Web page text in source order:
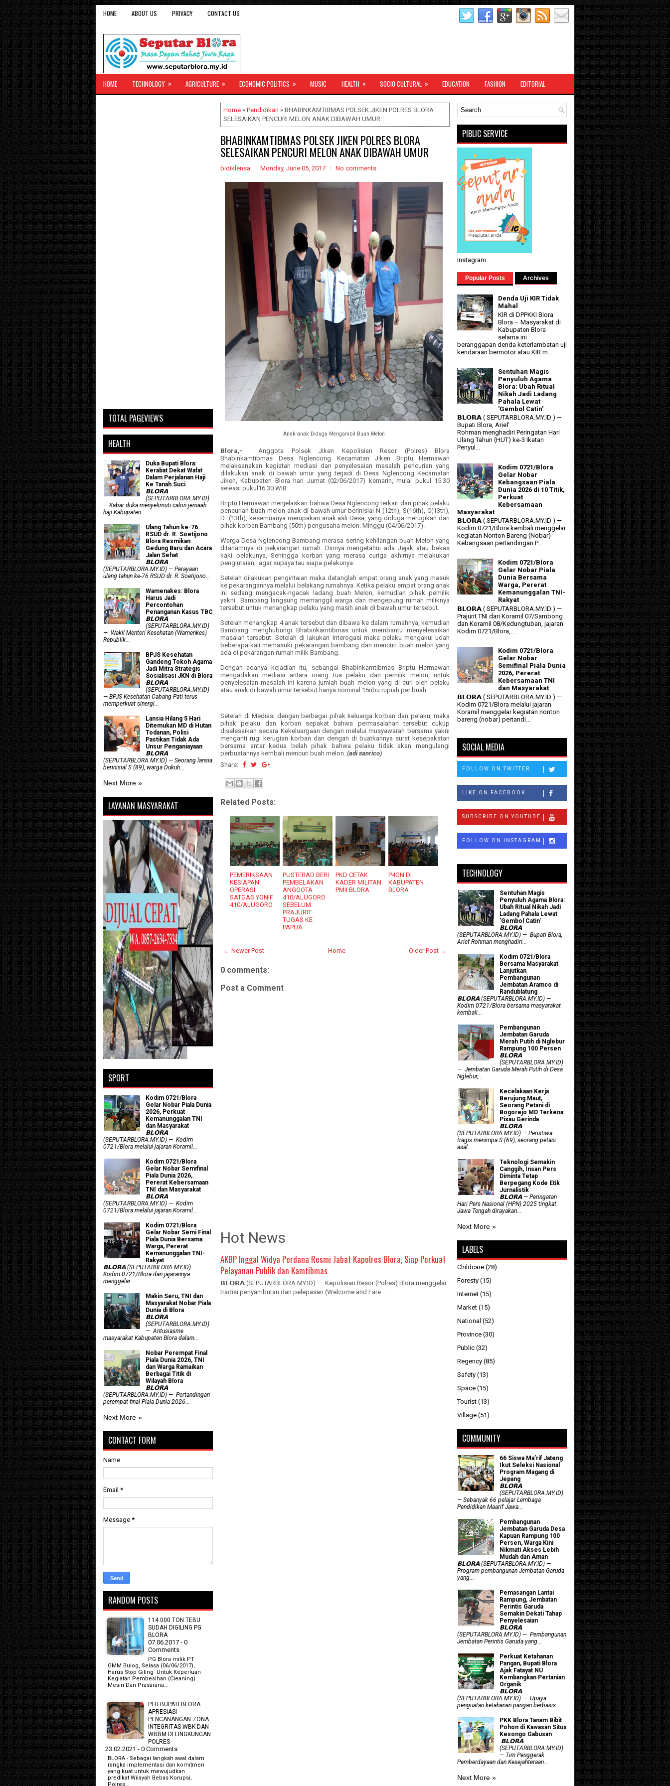
HOME ABOUT US PRIVACY CONTACT US
HOME TECHNOLOGY » AGRICULTURE » ECONOMIC POLITICS » MUSIC HEALTH » SOCIO CULTURAL » EDUCATION FASHION EDITORIAL
Home » Pendidikan » BHABINKAMTIBMAS POLSEK JIKEN POLRES BLORA
SELESAIKAN PENCURI MELON ANAK DIBAWAH UMUR
BHABINKAMTIBMAS POLSEK JIKEN POLRES BLORA
SELESAIKAN PENCURI MELON ANAK DIBAWAH UMUR
bidiklensa Monday, June 05, 2017 No comments
Anak-anak Diduga Mengambil Buah Melon
Blora,- Anggota Polsek Jiken Kepolisian Resor (Polres) Blora
Bhabinkamtibmas Desa Nglencong Kecamatan Jiken Briptu Hermawan
melaksanakan kegiatan mediasi dan penyelesaian masalah pencurian yang
dilakukan anak di bawah umur yang terjadi di Desa Nglencong Kecamatan
Jiken, Kabupaten Blora hari Jumat (02/06/2017) kemarin, mulai pukul 15.30
seleasi pukul16.30 WIB.
Briptu Hermawan menjelaskan bahwa Desa Nglencong terkait dari pihak pelaku
pencurian buah melon anak di bawah umur berinisial N (12th), S(16th), C(13th),
D (13th), kesemuanya merupakan anak asli Desa, yang diduga merugikan dari
pihak korban Bambang (50th) pengusaha melon. Minggu (04/06/2017).
Warga Desa Nglencong Bambang merasa sering kehilangan buah Melon yang
ditanamnya di pekarangan rumah. Dirinya mengetahui ada Jejak atau bekas
kaki pelakunya, Sehingga korban yang merasa curiga akhirnya melakukan
pengintaian, agar supaya tau siapa pelakunya.
Setelah dilakukan pengintaian maka datanglah empat orang anak yang masuk
ke pekarangannya melalui belakang rumahnya. Ketika pelaku empat orang anak
ini sedang mengacak-ngacak ladang buah Melon, kemudian pihak pemilik
yakni Bambang langsung memanggil warga dan mengepung rumah miliknya
tersebut untuk menangkap pelaku yang masih anak di bawah umur tersebut.
Setelah menangkap 4 anak tersebut dan dibawa ke dalam rumahnya, kemudian
Bambang menghubungi Bhabinkamtibmas untuk membantu menyelesaikan
masalah tersebut. Setelah di lakukan Interogasi maka pelaku mengakui udah
beberapa kali memasuki pekarangan bambang dan mencuri buah melon yang
ada di pekarangan rumah milik Bambang.
Dengan adanya kejadian itu, sebangai Bhabinkamtibmas Briptu Hermawan
mengadakan mediasi antara orang tua pelaku dan pemilik melon, untuk
penyelesaian masalah ini karena jumlah buah melon yang di curi oleh pelaku
atau anak di bawah umur tersebut hanya nominal 15ribu rupiah per buah.
Setelah di Mediasi dengan berbagai pihak keluarga korban dan pelaku, maka
pihak pelaku dan korban sepakat bahwa permasalahan tersebut cukup
diselesaikan secara Kekeluargaan dengan melalui musyawarah bersama yakni
menganti rugi kerugian korban dan dengan di buatkannya surat kesepakatan
bersama antar kedua belah pihak bahwa pelaku tidak akan mengulangi
perbuatannya kembali mencuri buah melon. (adi sanrico)
Share:
Related Posts:
PEMERIKSAAN
KESIAPAN
OPERASI
SATGAS YONIF
410/ALUGORO
PUSTERAD BERI
PEMBELAKAN
ANGGOTA
410/ALUGORO
SEBELUM
PRAJURIT
TUGAS KE
PAPUA
PKD CETAK
KADER MILITAN
PMII BLORA
P4GN DI
KABUPATEN
BLORA
← Newer Post Older Post →
Home
0 comments:
Post a Comment
Hot News
AKBP Inggal Widya Perdana Resmi Jabat Kapolres Blora, Siap Perkuat
Pelayanan Publik dan Kamtibmas
𝗕𝗟𝗢𝗥𝗔 (SEPUTARBLORA.MY.ID) — Kepolisian Resor (Polres) Blora menggelar
tradisi penyambutan dan pelepasan (Welcome and Fare...
TOTAL PAGEVIEWS
HEALTH
Duka Bupati Blora:
Kerabat Dekat Wafat
Dalam Perjalanan Haji
Ke Tanah Suci
𝗕𝗟𝗢𝗥𝗔
(SEPUTARBLORA.MY.ID)
— Kabar duka menyelimuti calon jemaah
haji Kabupaten...
Ulang Tahun ke-76
RSUD dr. R. Soetijono
Blora Resmikan
Gedung Baru dan Acara
Jalan Sehat
𝗕𝗟𝗢𝗥𝗔
(SEPUTARBLORA.MY.ID) — Perayaan
ulang tahun ke-76 RSUD dr. R. Soetijono...
Wamenakes: Blora
Harus Jadi
Percontohan
Penanganan Kasus TBC
𝗕𝗟𝗢𝗥𝗔
(SEPUTARBLORA.MY.ID)
— Wakil Menteri Kesehatan (Wamenkes)
Republik...
BPJS Kesehatan
Gandeng Tokoh Agama
Jadi Mitra Strategis
Sosialisasi JKN di Blora
𝗕𝗟𝗢𝗥𝗔
(SEPUTARBLORA.MY.ID)
— BPJS Kesehatan Cabang Pati terus
memperkuat sinergi...
Lansia Hilang 5 Hari
Ditemukan MD di Hutan
Todanan, Polisi
Pastikan Tidak Ada
Unsur Penganiayaan
𝗕𝗟𝗢𝗥𝗔
(SEPUTARBLORA.MY.ID) — Seorang lansia
berinisial S (89), warga Dukuh...
Next More »
LAYANAN MASYARAKAT
SPORT
Kodim 0721/Blora
Gelar Nobar Piala Dunia
2026, Perkuat
Kemanunggalan TNI
dan Masyarakat
𝗕𝗟𝗢𝗥𝗔
(SEPUTARBLORA.MY.ID) — Kodim
0721/Blora melalui jajaran Koramil...
Kodim 0721/Blora
Gelar Nobar Semifinal
Piala Dunia 2026,
Pererat Kebersamaan
TNI dan Masyarakat
𝗕𝗟𝗢𝗥𝗔
(SEPUTARBLORA.MY.ID) — Kodim
0721/Blora melalui jajaran Koramil...
Kodim 0721/Blora
Gelar Nobar Semi Final
Piala Dunia Bersama
Warga, Pererat
Kemanunggalan TNI-
Rakyat
𝗕𝗟𝗢𝗥𝗔 (SEPUTARBLORA.MY.ID) —
Kodim 0721/Blora dan jajarannya
menggelar...
Makin Seru, TNI dan
Masyarakat Nobar Piala
Dunia di Blora
𝗕𝗟𝗢𝗥𝗔
(SEPUTARBLORA.MY.ID)
— Antusiasme
masyarakat Kabupaten Blora dalam...
Nobar Perempat Final
Piala Dunia 2026, TNI
dan Warga Ramaikan
Berbagai Titik di
Wilayah Blora
𝗕𝗟𝗢𝗥𝗔
(SEPUTARBLORA.MY.ID) — Pertandingan
perempat final Piala Dunia 2026...
Next More »
CONTACT FORM
Name
Email *
Message *
RANDOM POSTS
114.000 TON TEBU
SUDAH DIGILING PG
BLORA
07.06.2017 - 0
Comments
PG Blora milik PT
GMM Bulog, Selasa (06/06/2017),
Harus Stop Giling Untuk Keperluan
Kegiatan Pembesihan (Cleaning)
Mesin Dan Prasarana…
PLH.BUPATI BLORA
APRESIASI
PENCANANGAN ZONA
INTEGRITAS WBK DAN
WBBM DI LINGKUNGAN
POLRES
23.02.2021 - 0 Comments
BLORA - Sebagai langkah awal dalam
rangka implementasi dan komitmen
yang kuat untuk mewujudkan
predikat Wilayah Bebas Korupsi,
Polres…
PIBLIC SERVICE
Instagram
Popular Posts Archives
Denda Uji KIR Tidak
Mahal
KIR di DPPKKI Blora
Blora – Masyarakat di
Kabupaten Blora
selama ini
beranggapan denda keterlambatan uji
kendaraan bermotor atau KIR m...
Sentuhan Magis
Penyuluh Agama
Blora: Ubah Ritual
Nikah Jadi Ladang
Pahala Lewat
'Gembol Catin'
𝗕𝗟𝗢𝗥𝗔 ( SEPUTARBLORA.MY.ID ) —
Bupati Blora, Arief
Rohman menghadiri Peringatan Hari
Ulang Tahun (HUT) ke-3 Ikatan
Penyul...
Kodim 0721/Blora
Gelar Nobar
Kebangsaan Piala
Dunia 2026 di 10 Titik,
Perkuat
Kebersamaan
Masyarakat
𝗕𝗟𝗢𝗥𝗔 ( SEPUTARBLORA.MY.ID ) —
Kodim 0721/Blora kembali menggelar
kegiatan Nonton Bareng (Nobar)
Kebangsaan pertandingan P...
Kodim 0721/Blora
Gelar Nobar Piala
Dunia Bersama
Warga, Pererat
Kemanunggalan TNI-
Rakyat
𝗕𝗟𝗢𝗥𝗔 ( SEPUTARBLORA.MY.ID ) —
Prajurit TNI dari Koramil 07/Sambong
dan Koramil 08/Kedungtuban, jajaran
Kodim 0721/Blora,...
Kodim 0721/Blora
Gelar Nobar
Semifinal Piala Dunia
2026, Pererat
Kebersamaan TNI
dan Masyarakat
𝗕𝗟𝗢𝗥𝗔 ( SEPUTARBLORA.MY.ID ) —
Kodim 0721/Blora melalui jajaran
Koramil menggelar kegiatan nonton
bareng (nobar) pertandi...
SOCIAL MEDIA
FOLLOW ON TWITTER
LIKE ON FACEBOOK
SUBSCRIBE ON YOUTUBE
FOLLOW ON INSTAGRAM
TECHNOLOGY
Sentuhan Magis
Penyuluh Agama Blora:
Ubah Ritual Nikah Jadi
Ladang Pahala Lewat
'Gembol Catin'
𝗕𝗟𝗢𝗥𝗔
(SEPUTARBLORA.MY.ID) — Bupati Blora,
Arief Rohman menghadiri...
Kodim 0721/Blora
Bersama Masyarakat
Lanjutkan
Pembangunan
Jembatan Aramco di
Randublatung
𝗕𝗟𝗢𝗥𝗔 (SEPUTARBLORA.MY.ID) —
Kodim 0721/Blora bersama masyarakat
kembali...
Pembangunan
Jembatan Garuda
Merah Putih di Nglebur
Rampung 100 Persen
𝗕𝗟𝗢𝗥𝗔
(SEPUTARBLORA.MY.ID)
— Jembatan Garuda Merah Putih di Desa
Nglebur,...
Kecelakaan Kerja
Berujung Maut,
Seorang Petani di
Bogorejo MD Terkena
Pisau Gerinda
𝗕𝗟𝗢𝗥𝗔
(SEPUTARBLORA.MY.ID) — Peristiwa
tragis menimpa S (69), seorang petani
asal...
Teknologi Semakin
Canggih, Insan Pers
Diminta Tetap
Berpegang Kode Etik
Jurnalistik
𝗕𝗟𝗢𝗥𝗔 — Peringatan
Hari Pers Nasional (HPN) 2025 tingkat
Jawa Tengah dirayakan...
Next More »
LABELS
Childcare (28)
Foresty (15)
Internet (15)
Market (15)
National (52)
Province (30)
Public (32)
Regency (85)
Safety (13)
Space (15)
Tourist (13)
Village (51)
COMMUNITY
66 Siswa Ma’rif Jateng
Ikut Seleksi Nasional
Program Magang di
Jepang
𝗕𝗟𝗢𝗥𝗔
(SEPUTARBLORA.MY.ID)
— Sebanyak 66 pelajar Lembaga
Pendidikan Maarif Jawa...
Pembangunan
Jembatan Garuda Desa
Kapuan Rampung 100
Persen, Warga Kini
Nikmati Akses Lebih
Mudah dan Aman
𝗕𝗟𝗢𝗥𝗔 (SEPUTARBLORA.MY.ID) —
Program pembangunan Jembatan Garuda
yang...
Pemasangan Lantai
Rampung, Jembatan
Perintis Garuda
Semakin Dekati Tahap
Penyelesaian
𝗕𝗟𝗢𝗥𝗔
(SEPUTARBLORA.MY.ID) — Pembangunan
Jembatan Perintis Garuda yang...
​Perkuat Ketahanan
Pangan, Bupati Blora
Ajak Fatayat NU
Kembangkan Pertanian
Organik
𝗕𝗟𝗢𝗥𝗔
(SEPUTARBLORA.MY.ID) — Upaya
penguatan ketahanan pangan berbasis...
PKK Blora Tanam Bibit
Pohon di Kawasan Situs
Kesongo Gabusan
‎ 𝗕𝗟𝗢𝗥𝗔
(SEPUTARBLORA.MY.ID)
— Tim Penggerak
Pemberdayaan dan Kesejahteraan...
Next More »